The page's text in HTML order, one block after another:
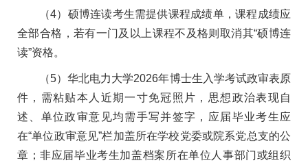
（4）硕博连读考生需提供课程成绩单，课程成绩应
全部合格，若有一门及以上课程不及格则取消其“硕博连
读”资格。
（5）华北电力大学2026年博士生入学考试政审表原
件，需粘贴本人近期一寸免冠照片，思想政治表现自
述、单位政审意见均需手写并签字，应届毕业考生应
在“单位政审意见”栏加盖所在学校党委或院系党总支的公
章；非应届毕业考生加盖档案所在单位人事部门或组织